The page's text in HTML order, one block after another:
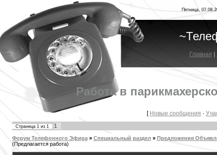
Пятница,
Главная
Работа в
[ Новые сообщения ·
Страница 1из 1 1
Форум Телефонного Эфира » Специальный раздел » Предложения
(Предлагается работа)